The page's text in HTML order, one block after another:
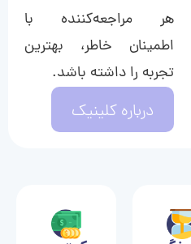
هر مراجعه‌کننده با
اطمینان خاطر، بهترین
تجربه را داشته باشد.
درباره کلینیک